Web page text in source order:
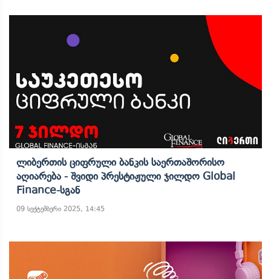
Ლიბერთის Ციფრული Ბანკის Საერთაშორისო
Აღიარება - Შვიდი Პრესტიჟული Ჯილდო Global
Finance-Სგან
09 სექტემბერი 2025, 14:45